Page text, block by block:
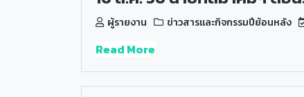
ผู้รายงาน ข่าวสารและกิจกรรมปีย้อนหลัง
Read More